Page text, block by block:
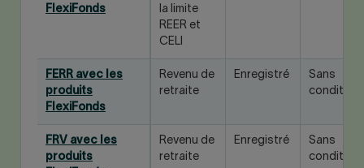
FlexiFonds
la limite
REER et
CELI
FERR avec les
produits
FlexiFonds
Revenu de
retraite
Enregistré
Sans
FRV avec les
produits
Revenu de
retraite
Enregistré
Sans